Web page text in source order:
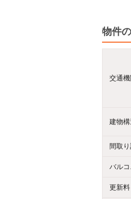
物件
交通機
建物構
間取
バル
更新料